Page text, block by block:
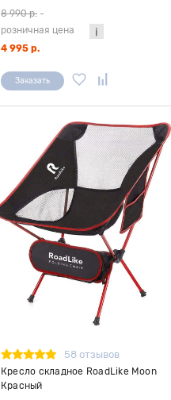
8 990 р. -
розничная цена
4 995 р.
Заказать
58 отзывов
Кресло складное RoadLike Moon
Красный